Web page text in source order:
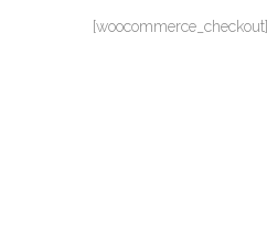
[woocommerce_checkout]